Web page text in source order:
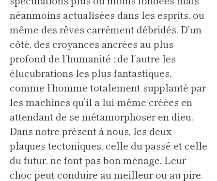
néanmoins actualisées dans les esprits, ou
même des rêves carrément débridés. D’un
côté, des croyances ancrées au plus
profond de l’humanité ; de l’autre les
élucubrations les plus fantastiques,
comme l’homme totalement supplanté par
les machines qu’il a lui-même créées en
attendant de se métamorphoser en dieu.
Dans notre présent à nous, les deux
plaques tectoniques, celle du passé et celle
du futur, ne font pas bon ménage. Leur
choc peut conduire au meilleur ou au pire.